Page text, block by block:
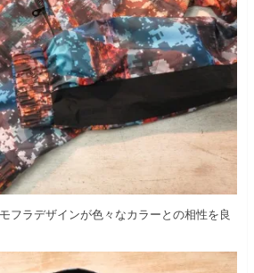
フラデザインが色々なカラーとの相性を良